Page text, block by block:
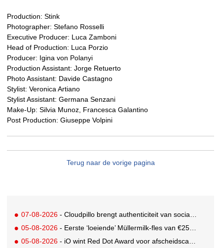
Production: Stink
Photographer: Stefano Rosselli
Executive Producer: Luca Zamboni
Head of Production: Luca Porzio
Producer: Igina von Polanyi
Production Assistant: Jorge Retuerto
Photo Assistant: Davide Castagno
Stylist: Veronica Artiano
Stylist Assistant: Germana Senzani
Make-Up: Silvia Munoz, Francesca Galantino
Post Production: Giuseppe Volpini
Terug naar de vorige pagina
07-08-2026 - Cloudpillo brengt authenticiteit van social naar tv
05-08-2026 - Eerste ‘loeiende’ Müllermilk-fles van €25.000,- gevonden
05-08-2026 - iO wint Red Dot Award voor afscheidscampagne Peter Houtman bij Feyenoord